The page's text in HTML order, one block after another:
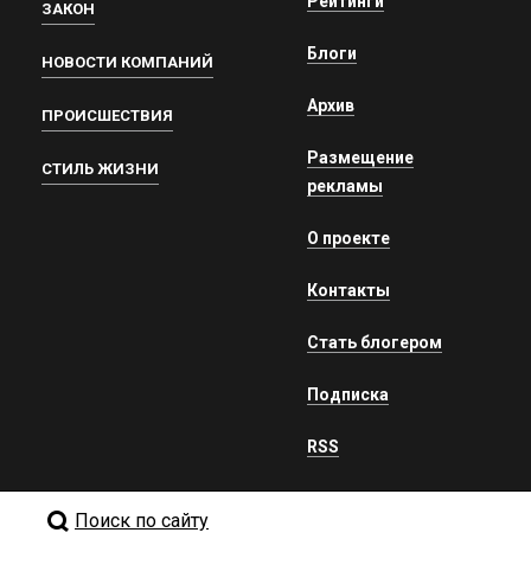
ЗАКОН
НОВОСТИ КОМПАНИЙ
ПРОИСШЕСТВИЯ
СТИЛЬ ЖИЗНИ
Блоги
Архив
Размещение
рекламы
О проекте
Контакты
Стать блогером
Подписка
RSS
Поиск по сайту